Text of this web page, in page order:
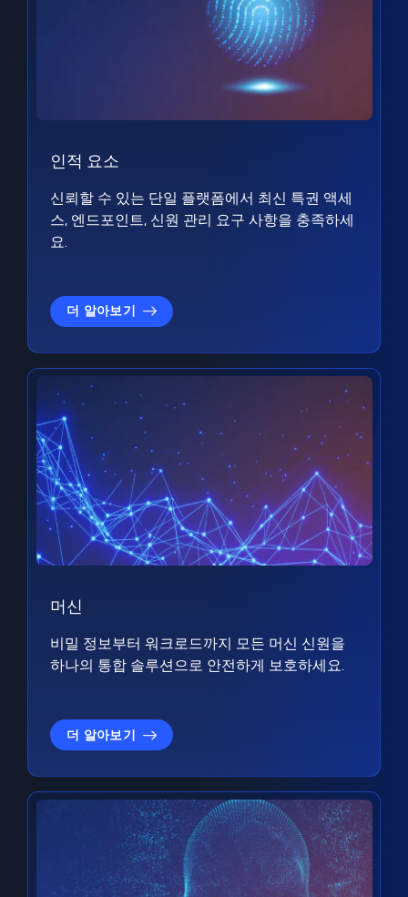
인적 요소
신뢰할 수 있는 단일 플랫폼에서 최신 특권 액세
스, 엔드포인트, 신원 관리 요구 사항을 충족하세
요.
더 알아보기
머신
비밀 정보부터 워크로드까지 모든 머신 신원을
하나의 통합 솔루션으로 안전하게 보호하세요.
더 알아보기